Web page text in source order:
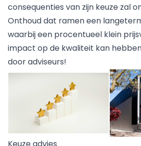
consequenties van zijn keuze zal
Onthoud dat ramen een
waarbij een procentueel klein
impact op de kwaliteit kan
door adviseurs!